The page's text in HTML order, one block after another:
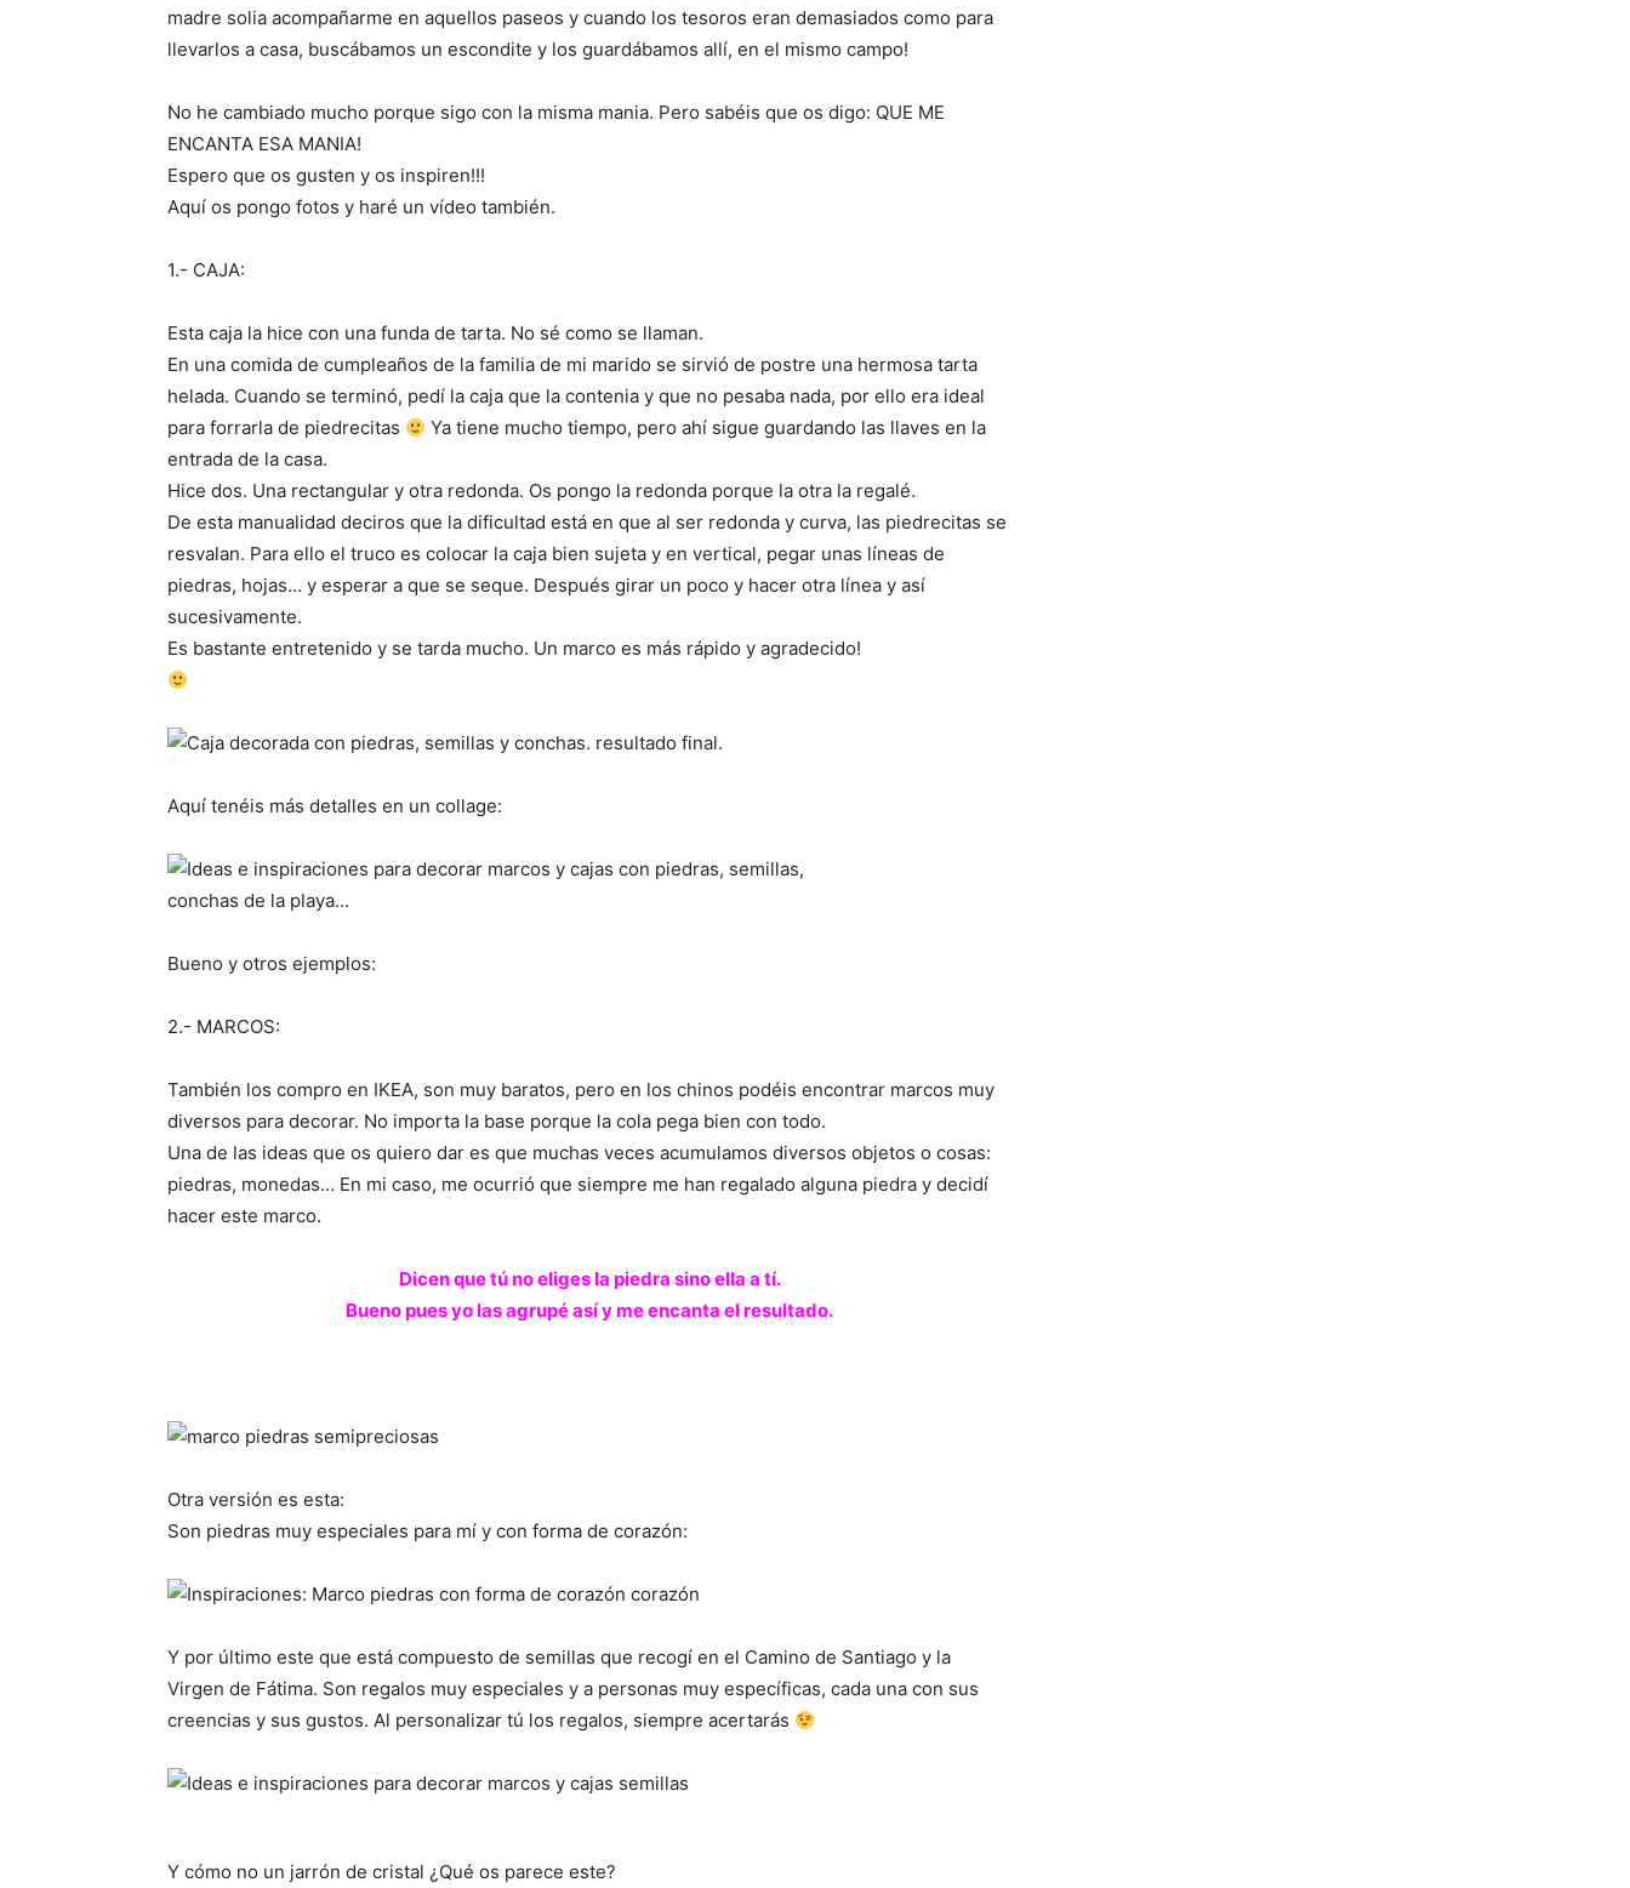
madre solia acompañarme en aquellos paseos y cuando los tesoros eran demasiados como para
llevarlos a casa, buscábamos un escondite y los guardábamos allí, en el mismo campo!
No he cambiado mucho porque sigo con la misma mania. Pero sabéis que os digo: QUE ME
ENCANTA ESA MANIA!
Espero que os gusten y os inspiren!!!
Aquí os pongo fotos y haré un vídeo también.
1.- CAJA:
Esta caja la hice con una funda de tarta. No sé como se llaman.
En una comida de cumpleaños de la familia de mi marido se sirvió de postre una hermosa tarta
helada. Cuando se terminó, pedí la caja que la contenia y que no pesaba nada, por ello era ideal
para forrarla de piedrecitas
Ya tiene mucho tiempo, pero ahí sigue guardando las llaves en la
entrada de la casa.
Hice dos. Una rectangular y otra redonda. Os pongo la redonda porque la otra la regalé.
De esta manualidad deciros que la dificultad está en que al ser redonda y curva, las piedrecitas se
resvalan. Para ello el truco es colocar la caja bien sujeta y en vertical, pegar unas líneas de
piedras, hojas… y esperar a que se seque. Después girar un poco y hacer otra línea y así
sucesivamente.
Es bastante entretenido y se tarda mucho. Un marco es más rápido y agradecido!
Aquí tenéis más detalles en un collage:
Bueno y otros ejemplos:
2.- MARCOS:
También los compro en IKEA, son muy baratos, pero en los chinos podéis encontrar marcos muy
diversos para decorar. No importa la base porque la cola pega bien con todo.
Una de las ideas que os quiero dar es que muchas veces acumulamos diversos objetos o cosas:
piedras, monedas… En mi caso, me ocurrió que siempre me han regalado alguna piedra y decidí
hacer este marco.
Dicen que tú no eliges la piedra sino ella a tí.
Bueno pues yo las agrupé así y me encanta el resultado.
Otra versión es esta:
Son piedras muy especiales para mí y con forma de corazón:
Y por último este que está compuesto de semillas que recogí en el Camino de Santiago y la
Virgen de Fátima. Son regalos muy especiales y a personas muy específicas, cada una con sus
creencias y sus gustos. Al personalizar tú los regalos, siempre acertarás
Y cómo no un jarrón de cristal ¿Qué os parece este?